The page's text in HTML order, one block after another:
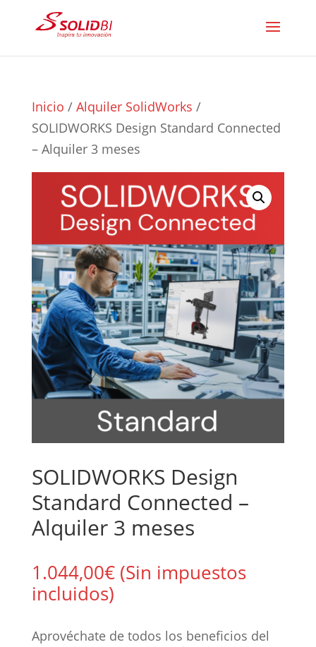
Inicio / Alquiler SolidWorks /
SOLIDWORKS Design Standard Connected
– Alquiler 3 meses
SOLIDWORKS Design
Standard Connected –
Alquiler 3 meses
1.044,00€ (Sin impuestos
incluidos)
Aprovéchate de todos los beneficios del